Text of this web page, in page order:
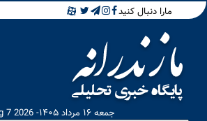
مارا دنبال کنید
جمعه ۱۶ مرداد ۱۴۰۵- Aug 7 2026